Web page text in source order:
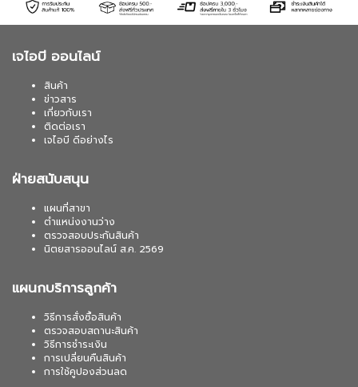
เจไอบี ออนไลน์
สินค้า
ข่าวสาร
เกี่ยวกับเรา
ติดต่อเรา
เจไอบี ดีอย่างไร
ฝ่ายสนับสนุน
แผนที่สาขา
ตำแหน่งงานว่าง
ตรวจสอบประกันสินค้า
นิตยสารออนไลน์ ส.ค. 2569
แผนกบริการลูกค้า
วิธีการสั่งซื้อสินค้า
ตรวจสอบสถานะสินค้า
วิธีการชำระเงิน
การเปลี่ยนคืนสินค้า
การใช้คูปองส่วนลด